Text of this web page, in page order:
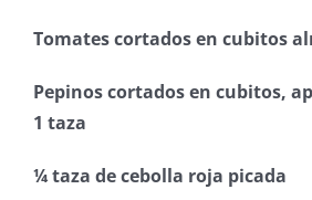
Tomates cortados en cubitos
Pepinos cortados en cubitos,
1 taza
¼ taza de cebolla roja picada